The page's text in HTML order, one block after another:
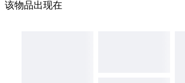
该物品出现在